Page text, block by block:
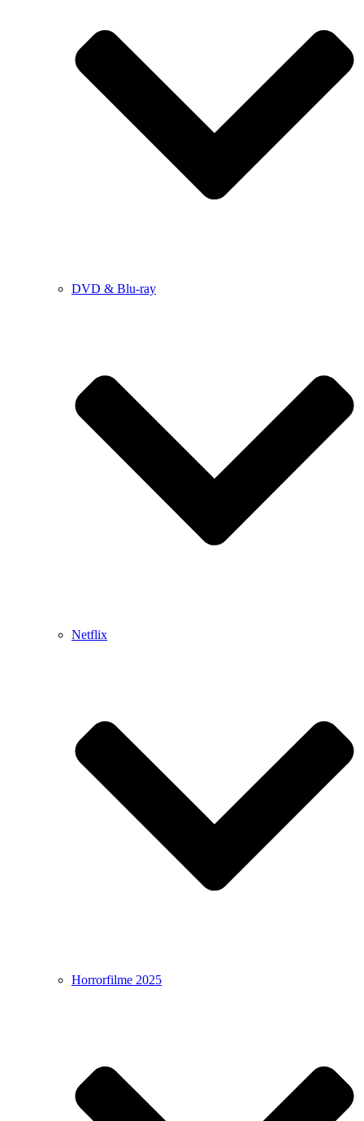
DVD & Blu-ray
Netflix
Horrorfilme 2025